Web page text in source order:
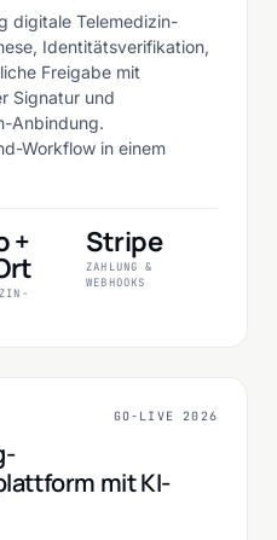
digitale Telemedizin-
Identitätsverifikation,
Freigabe mit
Signatur und
Anbindung.
Workflow in einem
+ Stripe
ZAHLUNG &
WEBHOOKS
WEB & SOFTWARE
GO-LIVE 2026
mit KI-